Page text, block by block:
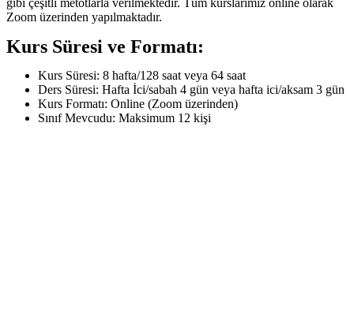
gibi çeşitli metotlarla verilmektedir. Tüm kurslarımız online olarak
Zoom üzerinden yapılmaktadır.
Kurs Süresi ve Formatı:
Kurs Süresi: 8 hafta/128 saat veya 64 saat
Ders Süresi: Hafta İci/sabah 4 gün veya hafta ici/aksam 3 gün
Kurs Formatı: Online (Zoom üzerinden)
Sınıf Mevcudu: Maksimum 12 kişi